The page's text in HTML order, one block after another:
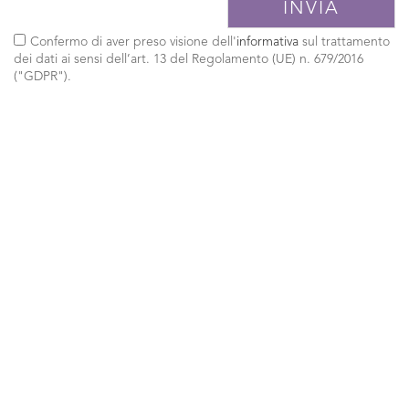
Confermo di aver preso visione dell'informativa sul trattamento
dei dati ai sensi dell’art. 13 del Regolamento (UE) n. 679/2016
("GDPR").